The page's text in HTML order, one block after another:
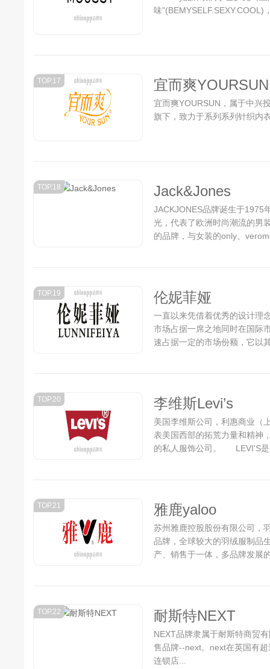
味
TOP.17 宜而爽YOURSUN
宜而爽YOURSUN，属于中兴
旗下，致力于系列系列针织内
TOP.18 Jack&Jones
JACKJONES品牌诞生于1975
光，代表了欧洲时尚潮流的男
的品牌，与女装的only、
TOP.19 伦妮菲娅
一直以来凭借着优秀的设计理
市场占据一席之地同时在国际
速占据一定的市场份额，它以
TOP.20 李维斯Levi’s
美国李维斯公司，利惠商业（
表美国西部的拓荒力量和精神
的私人服饰公司。 LEVI'S是
TOP.21 雅鹿yaloo
苏州雅鹿控股股份有限公司，
品牌，全球较大的羽绒服制品
产、销售于一体，多品牌发
TOP.22 耐斯特NEXT
NEXT品牌隶属于耐斯特商贸
售品牌--next。next在英国有
连锁店...